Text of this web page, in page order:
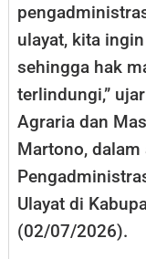
ulayat, kita
sehingga hak
terlindungi,”
Agraria dan
Martono,
Ulayat di
(02/07/2026).